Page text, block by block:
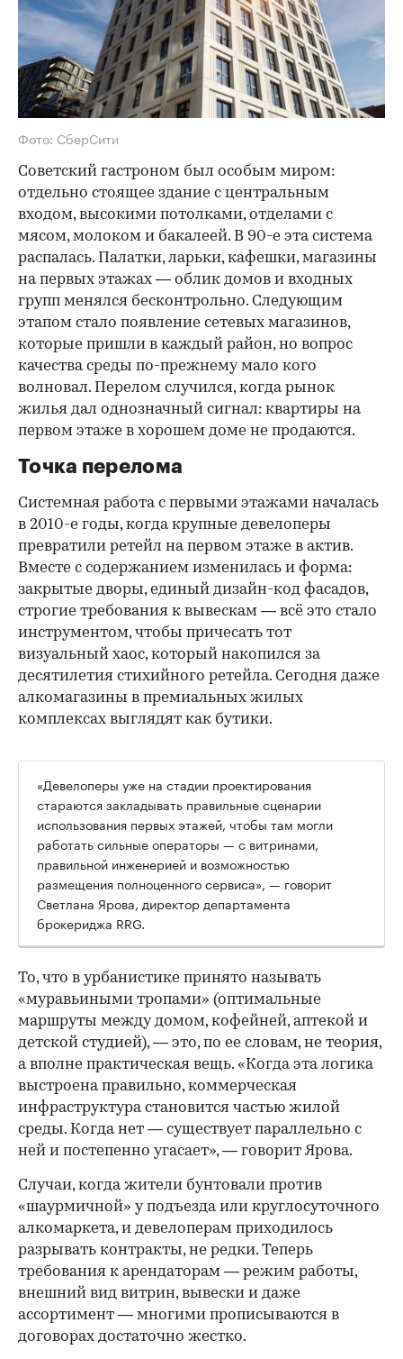
Фото: СберСити
Советский гастроном был особым миром:
отдельно стоящее здание с центральным
входом, высокими потолками, отделами с
мясом, молоком и бакалеей. В 90-е эта система
распалась. Палатки, ларьки, кафешки, магазины
на первых этажах — облик домов и входных
групп менялся бесконтрольно. Следующим
этапом стало появление сетевых магазинов,
которые пришли в каждый район, но вопрос
качества среды по-прежнему мало кого
волновал. Перелом случился, когда рынок
жилья дал однозначный сигнал: квартиры на
первом этаже в хорошем доме не продаются.
Точка перелома
Системная работа с первыми этажами началась
в 2010-е годы, когда крупные девелоперы
превратили ретейл на первом этаже в актив.
Вместе с содержанием изменилась и форма:
закрытые дворы, единый дизайн-код фасадов,
строгие требования к вывескам — всё это стало
инструментом, чтобы причесать тот
визуальный хаос, который накопился за
десятилетия стихийного ретейла. Сегодня даже
алкомагазины в премиальных жилых
комплексах выглядят как бутики.
00:00
«Девелоперы уже на стадии проектирования
стараются закладывать правильные сценарии
использования первых этажей, чтобы там могли
работать сильные операторы — с витринами,
правильной инженерией и возможностью
размещения полноценного сервиса», — говорит
Светлана Ярова, директор департамента
брокериджа RRG.
То, что в урбанистике принято называть
«муравьиными тропами» (оптимальные
маршруты между домом, кофейней, аптекой и
детской студией), — это, по ее словам, не теория,
а вполне практическая вещь. «Когда эта логика
выстроена правильно, коммерческая
инфраструктура становится частью жилой
среды. Когда нет — существует параллельно с
ней и постепенно угасает», — говорит Ярова.
Случаи, когда жители бунтовали против
«шаурмичной» у подъезда или круглосуточного
алкомаркета, и девелоперам приходилось
разрывать контракты, не редки. Теперь
требования к арендаторам — режим работы,
внешний вид витрин, вывески и даже
ассортимент — многими прописываются в
договорах достаточно жестко.